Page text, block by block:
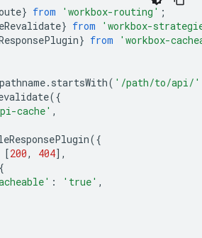
} from 'workbox-routing' ;
} from
'workbox-
} from 'workbox-
pathname. startsWith( '/path/to/api/'
({
cache' ,
({
[200, 404],
{
: 'true' ,